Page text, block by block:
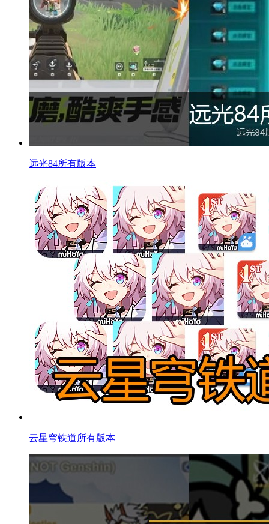
远光84所有版本
云星穹铁道所有版本